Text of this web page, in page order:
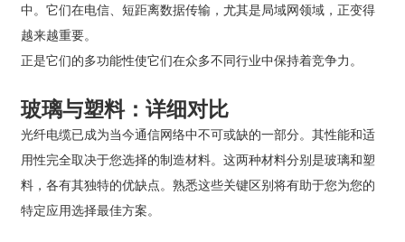
中。它们在电信、短距离数据传输，尤其是局域网领域，正变得
越来越重要。
正是它们的多功能性使它们在众多不同行业中保持着竞争力。
玻璃与塑料：详细对比
光纤电缆已成为当今通信网络中不可或缺的一部分。其性能和适
用性完全取决于您选择的制造材料。这两种材料分别是玻璃和塑
料，各有其独特的优缺点。熟悉这些关键区别将有助于您为您的
特定应用选择最佳方案。